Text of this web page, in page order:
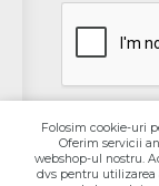
Contact
Folosim cookie-uri
Oferim servicii
webshop-ul nostru.
dvs pentru utilizarea